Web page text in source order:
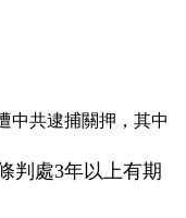
中共逮捕關押，其中
判處3年以上有期